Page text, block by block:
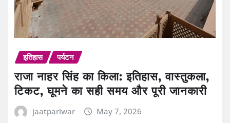
इतिहास पर्यटन
राजा नाहर सिंह का किला: इतिहास, वास्तुकला,
टिकट, घूमने का सही समय और पूरी जानकारी
jaatpariwar May 7, 2026